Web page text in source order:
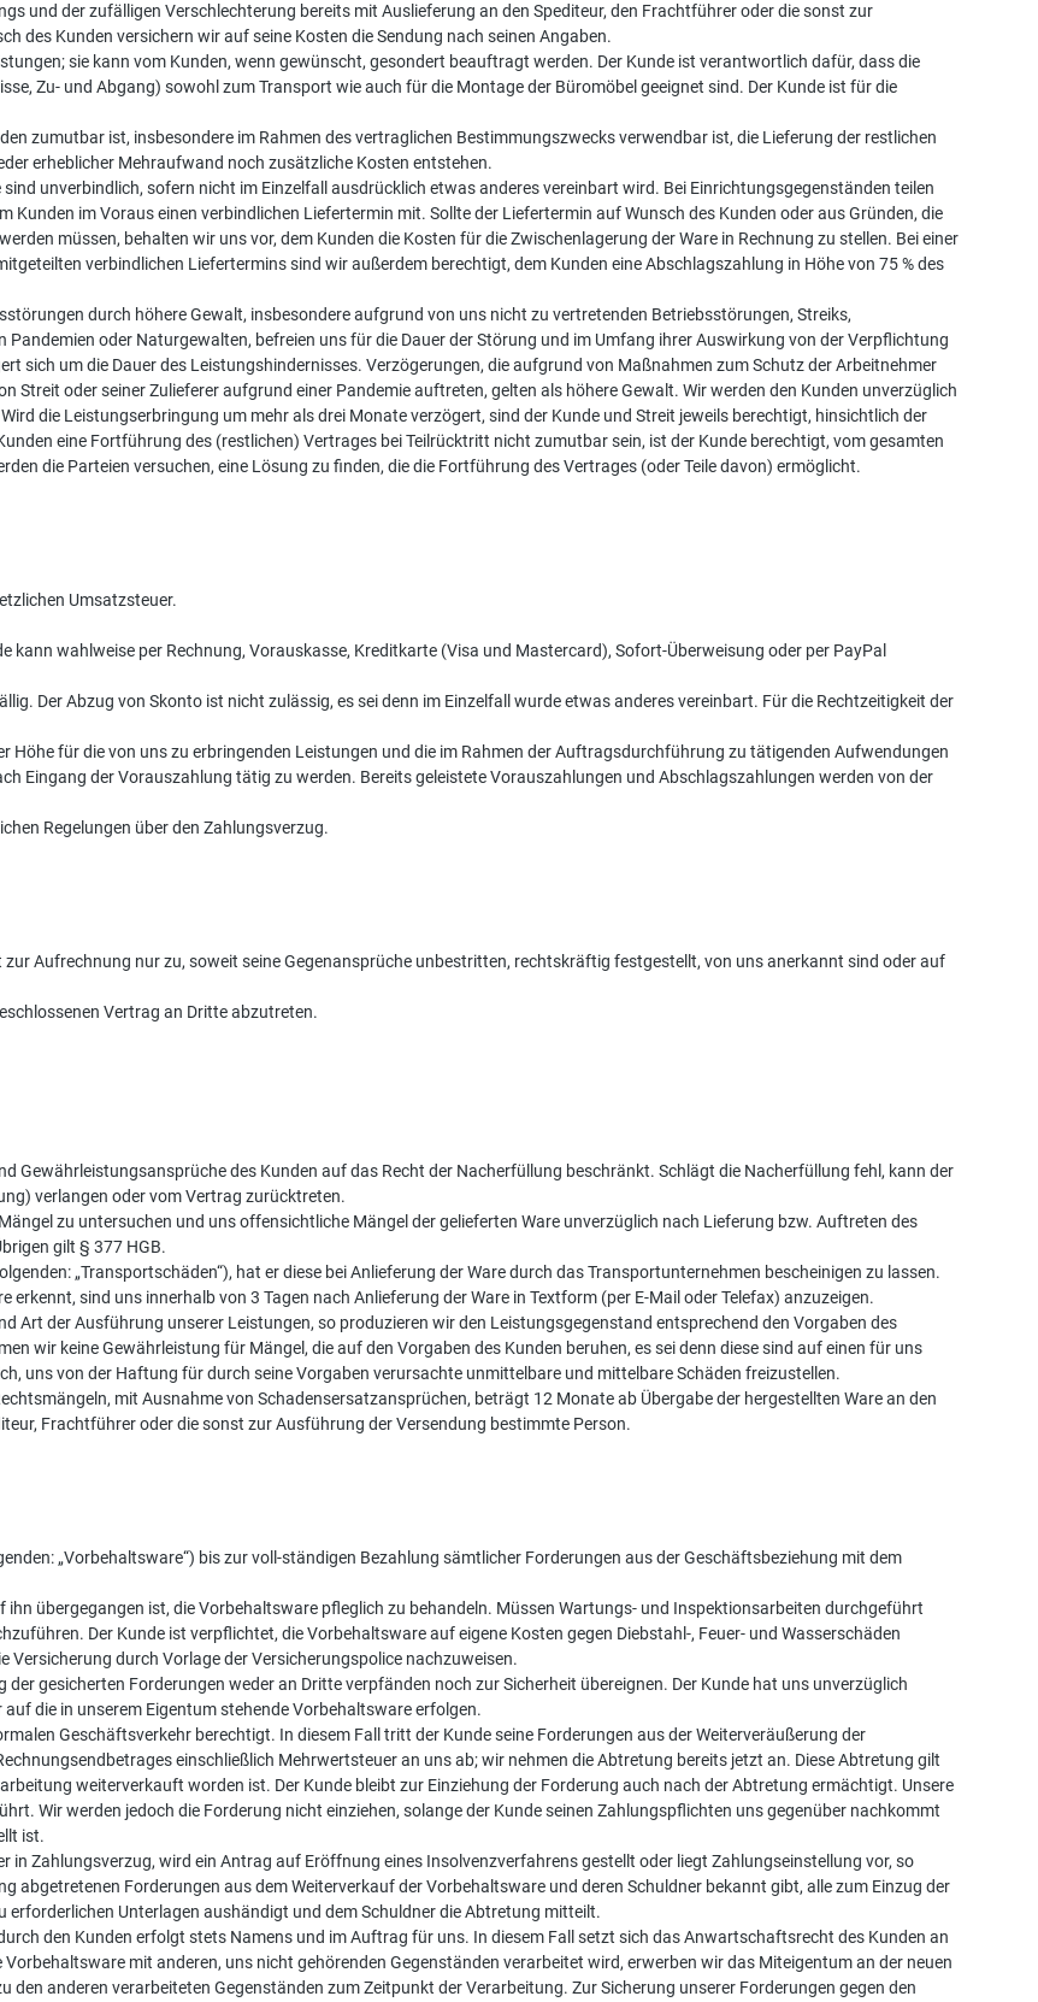
und der zufälligen Verschlechterung bereits mit Auslieferung an den Spediteur, den Frachtführer oder die sonst zur
des Kunden versichern wir auf seine Kosten die Sendung nach seinen Angaben.
sie kann vom Kunden, wenn gewünscht, gesondert beauftragt werden. Der Kunde ist verantwortlich dafür, dass die
Zu- und Abgang) sowohl zum Transport wie auch für die Montage der Büromöbel geeignet sind. Der Kunde ist für die
zumutbar ist, insbesondere im Rahmen des vertraglichen Bestimmungszwecks verwendbar ist, die Lieferung der restlichen
erheblicher Mehraufwand noch zusätzliche Kosten entstehen.
unverbindlich, sofern nicht im Einzelfall ausdrücklich etwas anderes vereinbart wird. Bei Einrichtungsgegenständen teilen
Kunden im Voraus einen verbindlichen Liefertermin mit. Sollte der Liefertermin auf Wunsch des Kunden oder aus Gründen, die
müssen, behalten wir uns vor, dem Kunden die Kosten für die Zwischenlagerung der Ware in Rechnung zu stellen. Bei einer
verbindlichen Liefertermins sind wir außerdem berechtigt, dem Kunden eine Abschlagszahlung in Höhe von 75 % des
durch höhere Gewalt, insbesondere aufgrund von uns nicht zu vertretenden Betriebsstörungen, Streiks,
oder Naturgewalten, befreien uns für die Dauer der Störung und im Umfang ihrer Auswirkung von der Verpflichtung
sich um die Dauer des Leistungshindernisses. Verzögerungen, die aufgrund von Maßnahmen zum Schutz der Arbeitnehmer
Streit oder seiner Zulieferer aufgrund einer Pandemie auftreten, gelten als höhere Gewalt. Wir werden den Kunden unverzüglich
die Leistungserbringung um mehr als drei Monate verzögert, sind der Kunde und Streit jeweils berechtigt, hinsichtlich der
eine Fortführung des (restlichen) Vertrages bei Teilrücktritt nicht zumutbar sein, ist der Kunde berechtigt, vom gesamten
die Parteien versuchen, eine Lösung zu finden, die die Fortführung des Vertrages (oder Teile davon) ermöglicht.
Umsatzsteuer.
kann wahlweise per Rechnung, Vorauskasse, Kreditkarte (Visa und Mastercard), Sofort-Überweisung oder per PayPal
Der Abzug von Skonto ist nicht zulässig, es sei denn im Einzelfall wurde etwas anderes vereinbart. Für die Rechtzeitigkeit der
Höhe für die von uns zu erbringenden Leistungen und die im Rahmen der Auftragsdurchführung zu tätigenden Aufwendungen
Eingang der Vorauszahlung tätig zu werden. Bereits geleistete Vorauszahlungen und Abschlagszahlungen werden von der
Regelungen über den Zahlungsverzug.
Aufrechnung nur zu, soweit seine Gegenansprüche unbestritten, rechtskräftig festgestellt, von uns anerkannt sind oder auf
Vertrag an Dritte abzutreten.
Gewährleistungsansprüche des Kunden auf das Recht der Nacherfüllung beschränkt. Schlägt die Nacherfüllung fehl, kann der
verlangen oder vom Vertrag zurücktreten.
zu untersuchen und uns offensichtliche Mängel der gelieferten Ware unverzüglich nach Lieferung bzw. Auftreten des
gilt § 377 HGB.
„Transportschäden“), hat er diese bei Anlieferung der Ware durch das Transportunternehmen bescheinigen zu lassen.
sind uns innerhalb von 3 Tagen nach Anlieferung der Ware in Textform (per E-Mail oder Telefax) anzuzeigen.
Art der Ausführung unserer Leistungen, so produzieren wir den Leistungsgegenstand entsprechend den Vorgaben des
wir keine Gewährleistung für Mängel, die auf den Vorgaben des Kunden beruhen, es sei denn diese sind auf einen für uns
uns von der Haftung für durch seine Vorgaben verursachte unmittelbare und mittelbare Schäden freizustellen.
mit Ausnahme von Schadensersatzansprüchen, beträgt 12 Monate ab Übergabe der hergestellten Ware an den
Frachtführer oder die sonst zur Ausführung der Versendung bestimmte Person.
„Vorbehaltsware“) bis zur voll-ständigen Bezahlung sämtlicher Forderungen aus der Geschäftsbeziehung mit dem
übergegangen ist, die Vorbehaltsware pfleglich zu behandeln. Müssen Wartungs- und Inspektionsarbeiten durchgeführt
Der Kunde ist verpflichtet, die Vorbehaltsware auf eigene Kosten gegen Diebstahl-, Feuer- und Wasserschäden
durch Vorlage der Versicherungspolice nachzuweisen.
gesicherten Forderungen weder an Dritte verpfänden noch zur Sicherheit übereignen. Der Kunde hat uns unverzüglich
die in unserem Eigentum stehende Vorbehaltsware erfolgen.
Geschäftsverkehr berechtigt. In diesem Fall tritt der Kunde seine Forderungen aus der Weiterveräußerung der
einschließlich Mehrwertsteuer an uns ab; wir nehmen die Abtretung bereits jetzt an. Diese Abtretung gilt
weiterverkauft worden ist. Der Kunde bleibt zur Einziehung der Forderung auch nach der Abtretung ermächtigt. Unsere
Wir werden jedoch die Forderung nicht einziehen, solange der Kunde seinen Zahlungspflichten uns gegenüber nachkommt
ist.
Zahlungsverzug, wird ein Antrag auf Eröffnung eines Insolvenzverfahrens gestellt oder liegt Zahlungseinstellung vor, so
abgetretenen Forderungen aus dem Weiterverkauf der Vorbehaltsware und deren Schuldner bekannt gibt, alle zum Einzug der
Unterlagen aushändigt und dem Schuldner die Abtretung mitteilt.
den Kunden erfolgt stets Namens und im Auftrag für uns. In diesem Fall setzt sich das Anwartschaftsrecht des Kunden an
mit anderen, uns nicht gehörenden Gegenständen verarbeitet wird, erwerben wir das Miteigentum an der neuen
den anderen verarbeiteten Gegenständen zum Zeitpunkt der Verarbeitung. Zur Sicherung unserer Forderungen gegen den